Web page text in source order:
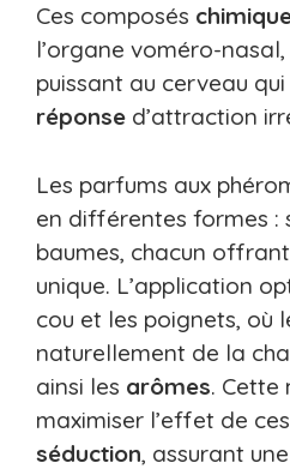
Ces composés
l’organe voméro-
puissant au cerveau
réponse d’attraction
Les parfums aux
en différentes formes :
baumes, chacun
unique. L’application
cou et les poignets, où
naturellement de la
ainsi les arômes. Cette
maximiser l’effet de ces
séduction, assurant